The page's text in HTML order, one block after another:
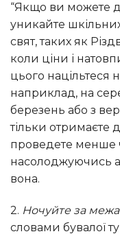
“Якщо ви можете дозволити собі гнучкі дати,
уникайте
свят, таких як
коли ціни і
цього націльтеся
наприклад, на
березень або з
тільки отримаєте
проведете менше
насолоджуючись
вона.
Ночуйте за
словами бувалої